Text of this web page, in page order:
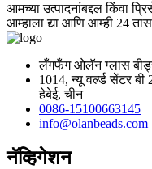
आमच्या उत्पादनांबद्दल किंवा
आम्हाला द्या आणि आम्ही 24
लँगफँग ओलॅन ग्लास
1014, न्यू वर्ल्ड सेंटर
हेबेई, चीन
0086-15100663145
info@olanbeads.com
नॅव्हिगेशन